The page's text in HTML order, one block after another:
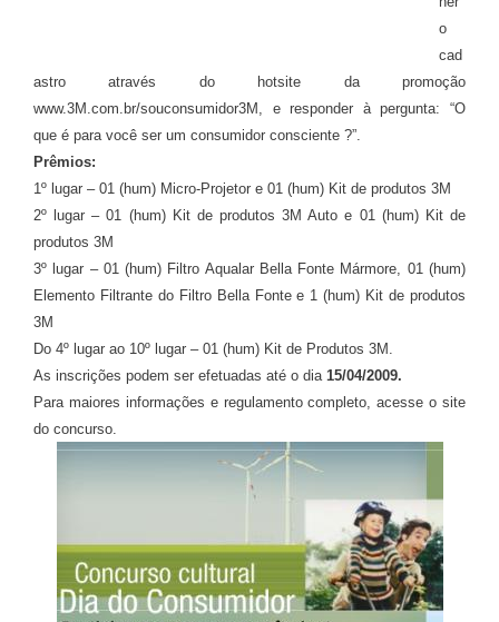
o
cad
astro através do hotsite da promoção
www.3M.com.br/souconsumidor3M, e responder à pergunta: “O
que é para você ser um consumidor consciente ?”.
Prêmios:
1º lugar – 01 (hum) Micro-Projetor e 01 (hum) Kit de produtos 3M
2º lugar – 01 (hum) Kit de produtos 3M Auto e 01 (hum) Kit de
produtos 3M
3º lugar – 01 (hum) Filtro Aqualar Bella Fonte Mármore, 01 (hum)
Elemento Filtrante do Filtro Bella Fonte e 1 (hum) Kit de produtos
3M
Do 4º lugar ao 10º lugar – 01 (hum) Kit de Produtos 3M.
As inscrições podem ser efetuadas até o dia 15/04/2009.
Para maiores informações e regulamento completo, acesse o site
do concurso.